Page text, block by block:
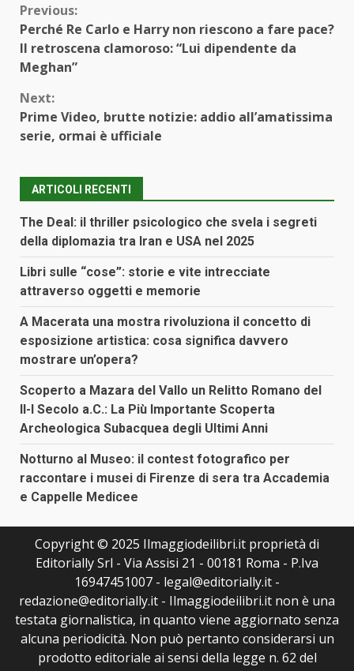
Continue
Reading
Previous:
Perché Re Carlo e Harry non riescono a fare pace?
Il retroscena clamoroso: “Lui dipendente da
Meghan”
Next:
Prime Video, brutte notizie: addio all’amatissima
serie, ormai è ufficiale
ARTICOLI RECENTI
The Deal: il thriller psicologico che svela i segreti
della diplomazia tra Iran e USA nel 2025
Libri sulle “cose”: storie e vite intrecciate
attraverso oggetti e memorie
A Macerata una mostra rivoluziona il concetto di
esposizione artistica: cosa significa davvero
mostrare un’opera?
Scoperto a Mazara del Vallo un Relitto Romano del
II-I Secolo a.C.: La Più Importante Scoperta
Archeologica Subacquea degli Ultimi Anni
Notturno al Museo: il contest fotografico per
raccontare i musei di Firenze di sera tra Accademia
e Cappelle Medicee
Copyright © 2025 Ilmaggiodeilibri.it proprietà di
Editorially Srl - Via Assisi 21 - 00181 Roma - P.Iva
16947451007 - legal@editorially.it -
redazione@editorially.it - Ilmaggiodeilibri.it non è una
testata giornalistica, in quanto viene aggiornato senza
alcuna periodicità. Non può pertanto considerarsi un
prodotto editoriale ai sensi della legge n. 62 del